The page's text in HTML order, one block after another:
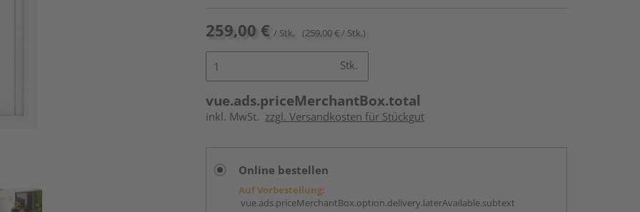
259,00 € / Stk. (259,00 € / Stk.)
Stk.
vue.ads.priceMerchantBox.total
inkl. MwSt. zzgl. Versandkosten für Stückgut
Online bestellen
Auf Vorbestellung:
vue.ads.priceMerchantBox.option.delivery.laterAvailable.subtext